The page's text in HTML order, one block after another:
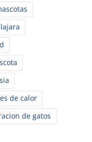
de calor
de gatos